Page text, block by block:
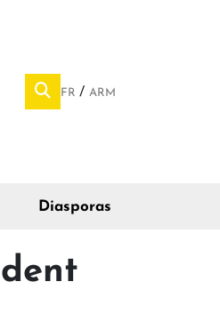
FR ARM
Diasporas